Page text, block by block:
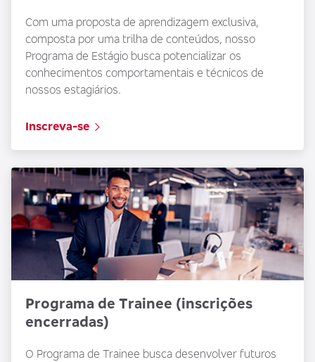
Com uma proposta de aprendizagem exclusiva,
composta por uma trilha de conteúdos, nosso
Programa de Estágio busca potencializar os
conhecimentos comportamentais e técnicos de
nossos estagiários.
Inscreva-se
Programa de Trainee (inscrições
encerradas)
O Programa de Trainee busca desenvolver futuros